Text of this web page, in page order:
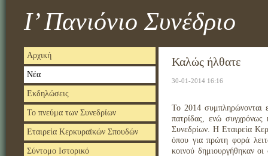
Ι’ Πανιόνιο Συνέδριο
Αρχική
Νέα
Εκδηλώσεις
Το πνεύμα των Συνεδρίων
Εταιρεία Κερκυραϊκών Σπουδών
Σύντομο Ιστορικό
Καλώς ήλθατε
30-01-2014 16:16
Το 2014 συμπληρώνονται
πατρίδας, ενώ συγχρόνως
Συνεδρίων. Η Εταιρεία
όπου για πρώτη φορά
κοινού δημιουργήθηκαν